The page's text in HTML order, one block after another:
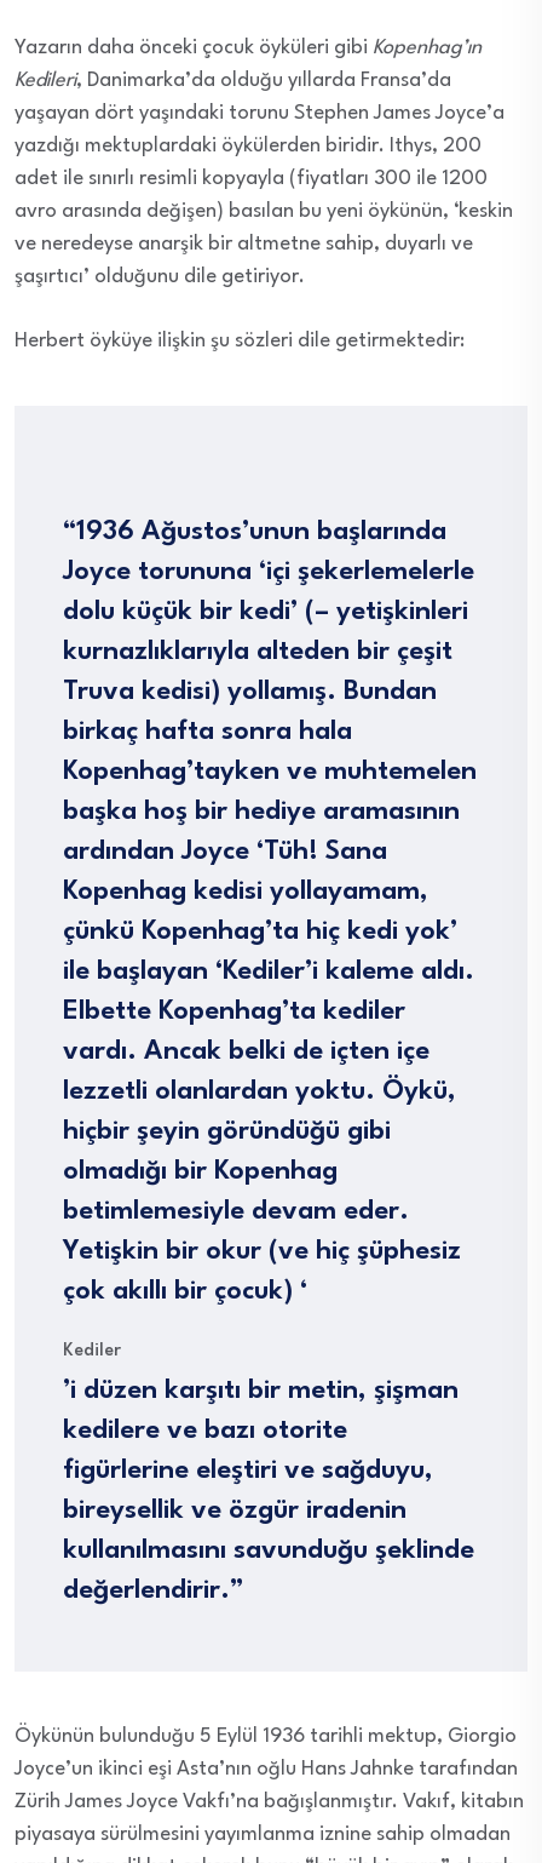
Yazarın daha önceki çocuk öyküleri gibi Kopenhag’ın
Kedileri, Danimarka’da olduğu yıllarda Fransa’da
yaşayan dört yaşındaki torunu Stephen James Joyce’a
yazdığı mektuplardaki öykülerden biridir. Ithys, 200
adet ile sınırlı resimli kopyayla (fiyatları 300 ile 1200
avro arasında değişen) basılan bu yeni öykünün, ‘keskin
ve neredeyse anarşik bir altmetne sahip, duyarlı ve
şaşırtıcı’ olduğunu dile getiriyor.
Herbert öyküye ilişkin şu sözleri dile getirmektedir:
“1936 Ağustos’unun başlarında
Joyce torununa ‘içi şekerlemelerle
dolu küçük bir kedi’ (– yetişkinleri
kurnazlıklarıyla alteden bir çeşit
Truva kedisi) yollamış. Bundan
birkaç hafta sonra hala
Kopenhag’tayken ve muhtemelen
başka hoş bir hediye aramasının
ardından Joyce ‘Tüh! Sana
Kopenhag kedisi yollayamam,
çünkü Kopenhag’ta hiç kedi yok’
ile başlayan ‘Kediler’i kaleme aldı.
Elbette Kopenhag’ta kediler
vardı. Ancak belki de içten içe
lezzetli olanlardan yoktu. Öykü,
hiçbir şeyin göründüğü gibi
olmadığı bir Kopenhag
betimlemesiyle devam eder.
Yetişkin bir okur (ve hiç şüphesiz
çok akıllı bir çocuk) ‘
Kediler
’i düzen karşıtı bir metin, şişman
kedilere ve bazı otorite
figürlerine eleştiri ve sağduyu,
bireysellik ve özgür iradenin
kullanılmasını savunduğu şeklinde
değerlendirir.”
Öykünün bulunduğu 5 Eylül 1936 tarihli mektup, Giorgio
Joyce’un ikinci eşi Asta’nın oğlu Hans Jahnke tarafından
Zürih James Joyce Vakfı’na bağışlanmıştır. Vakıf, kitabın
piyasaya sürülmesini yayımlanma iznine sahip olmadan